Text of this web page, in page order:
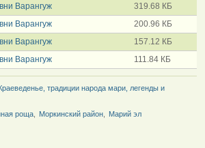
Варангуж
319.68 КБ
Варангуж
200.96 КБ
Варангуж
157.12 КБ
Варангуж
111.84 КБ
традиции народа мари, легенды и
роща Моркинский район Марий эл